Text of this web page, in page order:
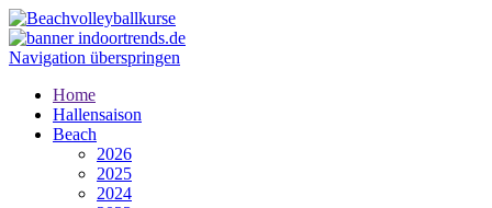
Navigation überspringen
Home
Hallensaison
Beach
2026
2025
2024